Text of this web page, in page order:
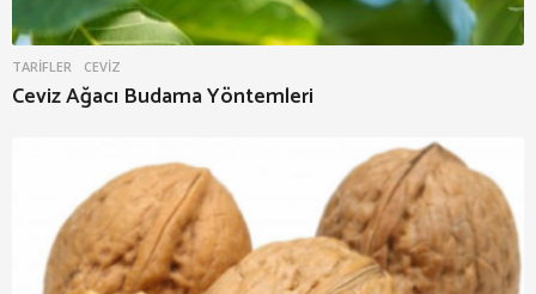
TARIFLER CEVIZ
Ceviz Ağacı Budama Yöntemleri